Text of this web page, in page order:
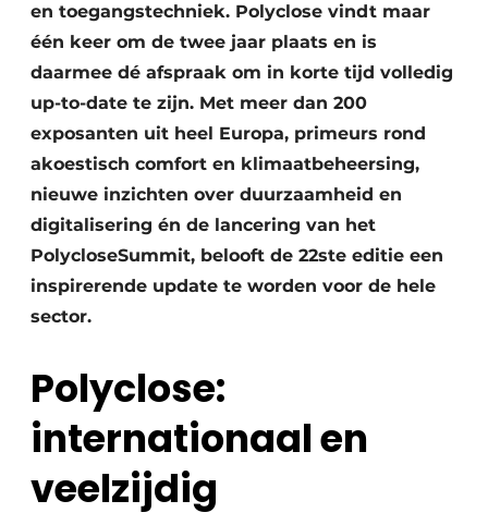
en toegangstechniek. Polyclose vindt maar
één keer om de twee jaar plaats en is
daarmee dé afspraak om in korte tijd volledig
up-to-date te zijn. Met meer dan 200
exposanten uit heel Europa, primeurs rond
akoestisch comfort en klimaatbeheersing,
nieuwe inzichten over duurzaamheid en
digitalisering én de lancering van het
PolycloseSummit, belooft de 22ste editie een
inspirerende update te worden voor de hele
sector.
Polyclose:
internationaal en
veelzijdig